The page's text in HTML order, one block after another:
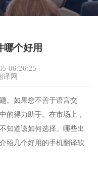
哪个好用
06:26:25
译网
。如果您不善于语言交
的得力助手。在市场上，
知道该如何选择。哪些出
绍几个好用的手机翻译软